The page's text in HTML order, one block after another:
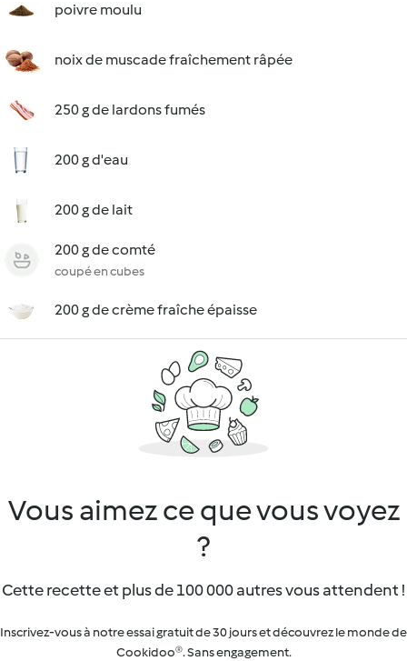
poivre moulu
noix de muscade fraîchement râpée
250 g de lardons fumés
200 g d'eau
200 g de lait
200 g de comté
coupé en cubes
200 g de crème fraîche épaisse
Vous aimez ce que vous voyez
?
Cette recette et plus de 100 000 autres vous attendent !
Inscrivez-vous à notre essai gratuit de 30 jours et découvrez le monde de
Cookidoo®. Sans engagement.